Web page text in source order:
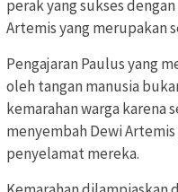
perak yang sukses
Artemis yang merupakan
Pengajaran Paulus yang
oleh tangan manusia
kemarahan warga karena
menyembah Dewi
penyelamat mereka.